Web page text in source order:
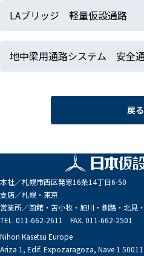
LAブリッジ 軽量仮設通路
地中梁用通路システム 安全
戻る
本社／札幌市西区発寒16条14丁目6-50
支店／札幌・東京
営業所／函館・苫小牧・旭川・釧路・北見
TEL. 011-662-2611 FAX. 011-662-2501
Nihon Kasetsu Europe
Ariza 1, Edif. Expozaragoza, Nave 1 50011